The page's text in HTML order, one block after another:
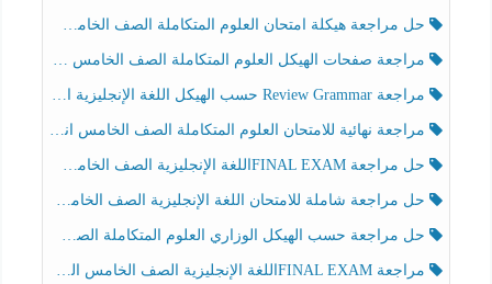
حل مراجعة هيكلة امتحان العلوم المتكاملة الصف الخامس عام الفصل الثالث
مراجعة صفحات الهيكل العلوم المتكاملة الصف الخامس انسبير الفصل الثالث
مراجعة Review Grammar حسب الهيكل اللغة الإنجليزية الصف الخامس الفصل الثالث
مراجعة نهائية للامتحان العلوم المتكاملة الصف الخامس انسبير الفصل الثالث
حل مراجعة FINAL EXAMاللغة الإنجليزية الصف الخامس الفصل الثالث
حل مراجعة شاملة للامتحان اللغة الإنجليزية الصف الخامس الفصل الثالث
حل مراجعة حسب الهيكل الوزاري العلوم المتكاملة الصف الخامس عام الفصل الثالث
مراجعة FINAL EXAMاللغة الإنجليزية الصف الخامس الفصل الثالث